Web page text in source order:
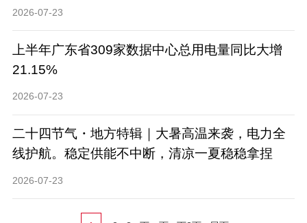
2026-07-23
上半年广东省309家数据中心总用电量同比大增
21.15%
2026-07-23
二十四节气・地方特辑｜大暑高温来袭，电力全
线护航。稳定供能不中断，清凉一夏稳稳拿捏
2026-07-23